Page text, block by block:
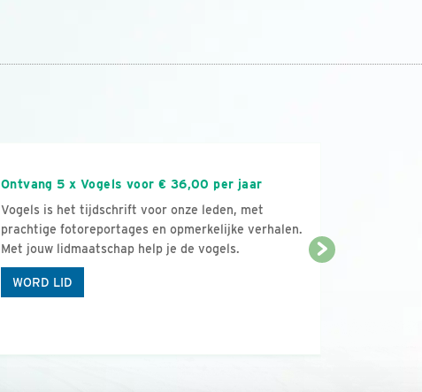
Ontvang 5 x Vogels voor € 36,00 per jaar
Vogels is het tijdschrift voor onze leden, met
prachtige fotoreportages en opmerkelijke verhalen.
Met jouw lidmaatschap help je de vogels.
WORD LID